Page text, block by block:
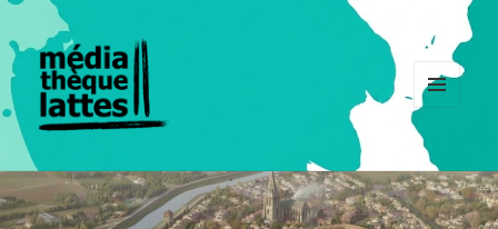
MENU
WIDGETS